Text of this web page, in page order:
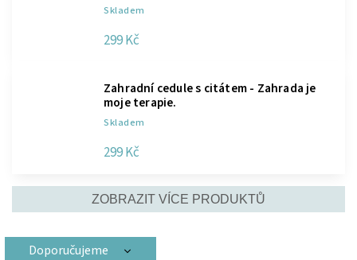
Skladem
299 Kč
Zahradní cedule s citátem - Zahrada je
moje terapie.
Skladem
299 Kč
ZOBRAZIT VÍCE PRODUKTŮ
Doporučujeme